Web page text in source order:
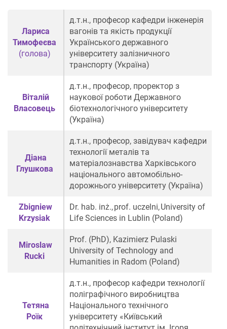
Лариса
Тимофеєва
(голова)
д.т.н., професор кафедри інженерія
вагонів та якість продукції
Українського державного
університету залізничного
транспорту (Україна)
Віталій
Власовець
д.т.н., професор, проректор з
наукової роботи Державного
біотехнологічного університету
(Україна)
Діана
Глушкова
д.т.н., професор, завідувач кафедри
технології металів та
матеріалознавства Харківського
національного автомобільно-
дорожнього університету (Україна)
Zbigniew
Krzysiak
Dr. hab. inż., prof. uczelni, University of
Life Sciences in Lublin (Poland)
Мiroslaw
Rucki
Prof. (PhD), Kazimierz Pulaski
University of Technology and
Humanities in Radom (Poland)
Тетяна
Роїк
д.т.н., професор кафедри технології
поліграфічного виробництва
Національного технічного
університету «Київський